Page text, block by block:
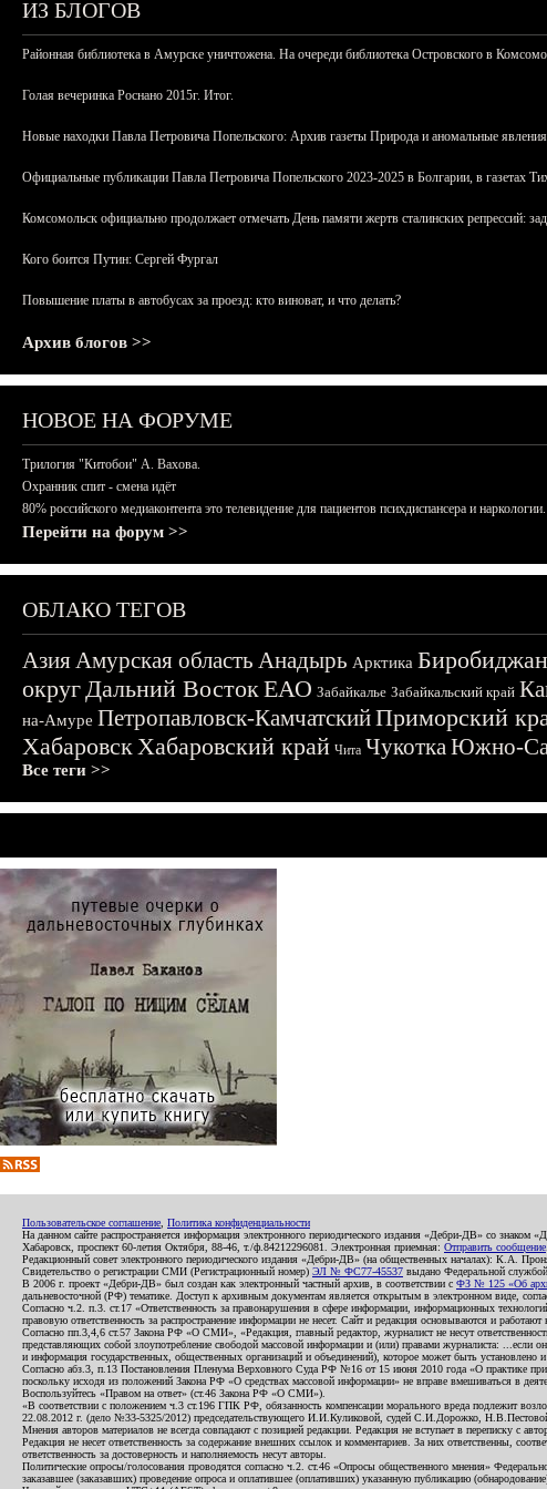
ИЗ БЛОГОВ
Районная библиотека в Амурске уничтожена. На очереди библиотека Островского в
Голая вечеринка Роснано 2015г. Итог.
Новые находки Павла Петровича Попельского: Архив газеты Природа и аномальные
Официальные публикации Павла Петровича Попельского 2023-2025 в Болгарии, в газетах
Комсомольск официально продолжает отмечать День памяти жертв сталинских репрессий:
Кого боится Путин: Сергей Фургал
Повышение платы в автобусах за проезд: кто виноват, и что делать?
Архив блогов >>
НОВОЕ НА ФОРУМЕ
Трилогия "Китобои" А. Вахова.
Охранник спит - смена идёт
80% российского медиаконтента это телевидение для пациентов психдиспансера и наркологии.
Перейти на форум >>
ОБЛАКО ТЕГОВ
АзияАмурская область Анадырь Арктика Биробиджан
округДальний ВостокЕАО Забайкалье Забайкальский край
на-Амуре Петропавловск-КамчатскийПриморский
ХабаровскХабаровский край Чита ЧукоткаЮжно-
Все теги >>
Пользовательское соглашение Политика конфиденциальности
На данном сайте распространяется информация электронного периодического издания «Дебри-ДВ» со
Хабаровск, проспект 60-летия Октября, 88-46, т./ф.84212296081. Электронная приемная: Отправить сообщение
Редакционный совет электронного периодического издания «Дебри-ДВ» (на общественных
Свидетельство о регистрации СМИ (Регистрационный номер) ЭЛ № ФС77-45537 выдано Федеральной
В 2006 г. проект «Дебри-ДВ» был создан как электронный частный архив, в соответствии с ФЗ № 125 «Об
дальневосточной (РФ) тематике. Доступ к архивным документам является открытым в электронном виде,
Согласно ч.2. п.3. ст.17 «Ответственность за правонарушения в сфере информации, информационных
правовую ответственность за распространение информации не несет. Сайт и редакция основываются и
Согласно пп.3,4,6 ст.57 Закона РФ «О СМИ», «Редакция, главный редактор, журналист не несут
представляющих собой злоупотребление свободой массовой информации и (или) правами журналиста: ...если
и информация государственных, общественных организаций и объединений), которое может быть установлено
Согласно абз.3, п.13 Постановления Пленума Верховного Суда РФ №16 от 15 июня 2010 года «О практике
поскольку исходя из положений Закона РФ «О средствах массовой информации» не вправе вмешиваться в
Воспользуйтесь «Правом на ответ» (ст.46 Закона РФ «О СМИ»).
«В соответствии с положением ч.3 ст.196 ГПК РФ, обязанность компенсации морального вреда подлежит
22.08.2012 г. (дело №33-5325/2012) председательствующего И.И.Куликовой, судей С.И.Дорожко,
Мнения авторов материалов не всегда совпадают с позицией редакции. Редакция не вступает в переписку с
Редакция не несет ответственность за содержание внешних ссылок и комментариев. За них ответственны,
ответственность за достоверность и наполняемость несут авторы.
Политические опросы/голосования проводятся согласно ч.2. ст.46 «Опросы общественного мнения»
заказавшее (заказавших) проведение опроса и оплатившее (оплативших) указанную публикацию